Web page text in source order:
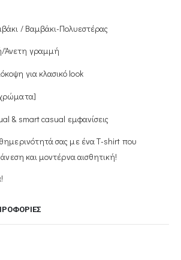
/ Βαμβάκι-Πολυεστέρας
Άνετη γραμμή
για κλασικό look
& smart casual εμφανίσεις
σας με ένα T-shirt που
και μοντέρνα αισθητική!